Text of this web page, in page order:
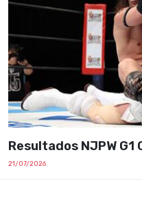
Resultados NJPW
21/07/2026